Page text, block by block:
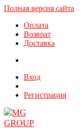
Полная версия сайта
Оплата
Возврат
Доставка
Вход
Регистрация